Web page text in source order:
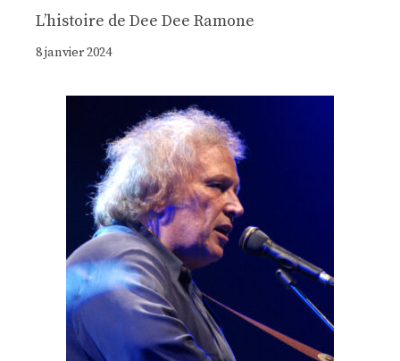
Lʼhistoire de Dee Dee Ramone
8 janvier 2024